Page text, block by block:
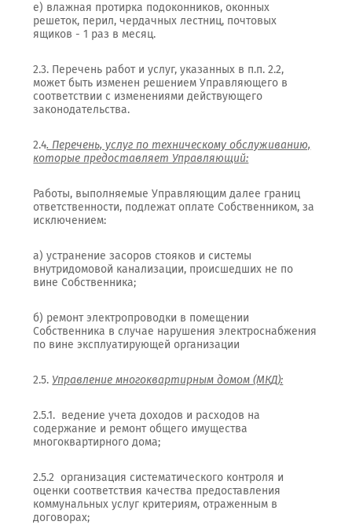
е) влажная протирка подоконников, оконных
решеток, перил, чердачных лестниц, почтовых
ящиков - 1 раз в месяц.
2.3. Перечень работ и услуг, указанных в п.п. 2.2,
может быть изменен решением Управляющего в
соответствии с изменениями действующего
законодательства.
2.4. Перечень, услуг по техническому обслуживанию,
которые предоставляет Управляющий:
Работы, выполняемые Управляющим далее границ
ответственности, подлежат оплате Собственником, за
исключением:
а) устранение засоров стояков и системы
внутридомовой канализации, происшедших не по
вине Собственника;
б) ремонт электропроводки в помещении
Собственника в случае нарушения электроснабжения
по вине эксплуатирующей организации
2.5. Управление многоквартирным домом (МКД):
2.5.1. ведение учета доходов и расходов на
содержание и ремонт общего имущества
многоквартирного дома;
2.5.2 организация систематического контроля и
оценки соответствия качества предоставления
коммунальных услуг критериям, отраженным в
договорах;